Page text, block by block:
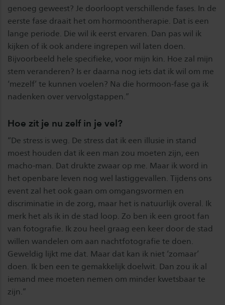
genoeg geweest? Je doorloopt verschillende fases. In de
eerste fase draait het om hormoontherapie. Dat is een
lange periode. Die wil ik eerst ervaren. Dan pas wil ik
kijken of ik ook andere ingrepen wil laten doen.
Bijvoorbeeld hele specifieke, voor mijn kin. Hoe zal mijn
stem veranderen? Is er daarna nog iets dat ik wil om me
‘mezelf’ te kunnen voelen? Na die hormoon-fase ga ik
nadenken over vervolgstappen.”
Hoe zit je nu zelf in je vel?
“De stress is weg. De stress dat ik een illusie in stand
moest houden dat ik een man zou moeten zijn, een
macho-man. Dat drukte zwaar op me. Maar ik word in
het openbare leven nog wel lastiggevallen. Tijdens ons
event zal het ook gaan om omgangsvormen en
discriminatie in de zorg, maar het is natuurlijk overal. Ik
merk het als ik in de stad loop. Zo ben ik een groot fan
van fotografie. Ik zou heel graag een keer door de stad
willen wandelen om aan nachtfotografie te doen.
Geweldig lijkt me dat. Maar dat kan ik niet ‘zomaar’
doen. Ik ben een te gemakkelijk doelwit. Dan zou ik al
iemand mee moeten nemen om minder kwetsbaar te
zijn.”